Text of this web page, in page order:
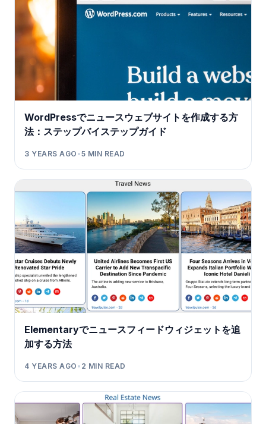
WordPressでニュースウェブサイトを作成する方
法：ステップバイステップガイド
3 YEARS AGO •5 MIN READ
Elementaryでニュースフィードウィジェットを追
加する方法
4 YEARS AGO • 2 MIN READ